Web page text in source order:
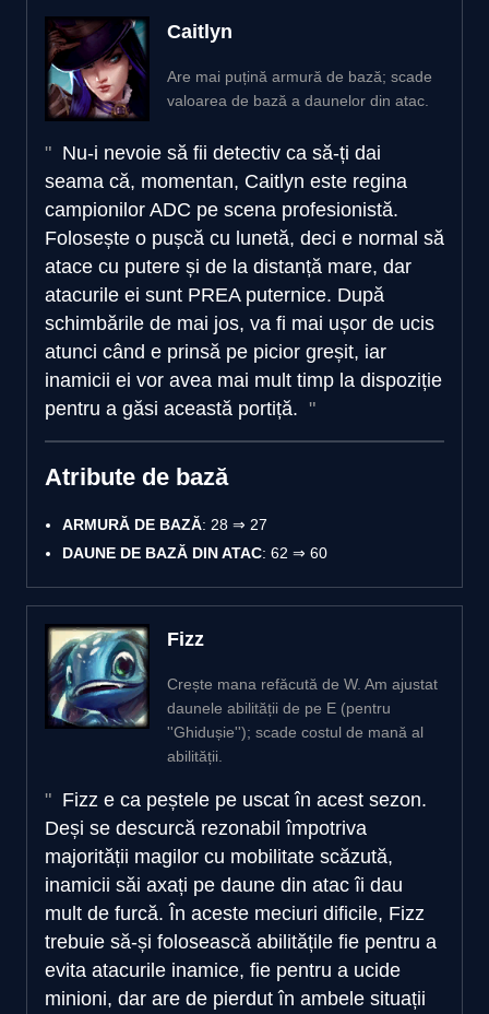
Caitlyn
Are mai puțină armură de bază; scade
valoarea de bază a daunelor din atac.
Nu-i nevoie să fii detectiv ca să-ți dai
seama că, momentan, Caitlyn este regina
campionilor ADC pe scena profesionistă.
Folosește o pușcă cu lunetă, deci e normal să
atace cu putere și de la distanță mare, dar
atacurile ei sunt PREA puternice. După
schimbările de mai jos, va fi mai ușor de ucis
atunci când e prinsă pe picior greșit, iar
inamicii ei vor avea mai mult timp la dispoziție
pentru a găsi această portiță.
Atribute de bază
ARMURĂ DE BAZĂ: 28 ⇒ 27
DAUNE DE BAZĂ DIN ATAC: 62 ⇒ 60
Fizz
Crește mana refăcută de W. Am ajustat
daunele abilității de pe E (pentru
''Ghidușie''); scade costul de mană al
abilității.
Fizz e ca peștele pe uscat în acest sezon.
Deși se descurcă rezonabil împotriva
majorității magilor cu mobilitate scăzută,
inamicii săi axați pe daune din atac îi dau
mult de furcă. În aceste meciuri dificile, Fizz
trebuie să-și folosească abilitățile fie pentru a
evita atacurile inamice, fie pentru a ucide
minioni, dar are de pierdut în ambele situații